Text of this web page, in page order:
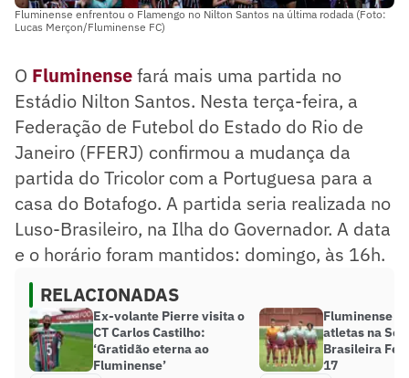
Fluminense enfrentou o Flamengo no Nilton Santos na última rodada (Foto:
Lucas Merçon/Fluminense FC)
O Fluminensefará mais uma partida no
Estádio Nilton Santos. Nesta terça-feira, a
Federação de Futebol do Estado do Rio de
Janeiro (FFERJ) confirmou a mudança da
partida do Tricolor com a Portuguesa para a
casa do Botafogo. A partida seria realizada no
Luso-Brasileiro, na Ilha do Governador. A data
e o horário foram mantidos: domingo, às 16h.
RELACIONADAS
Ex-volante Pierre visita o
CT Carlos Castilho:
‘Gratidão eterna ao
Fluminense’
Fluminense
atletas na
Brasileira
17